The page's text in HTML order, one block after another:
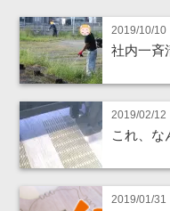
2019/10/10
社内一斉
2019/02/12
これ、な
2019/01/31